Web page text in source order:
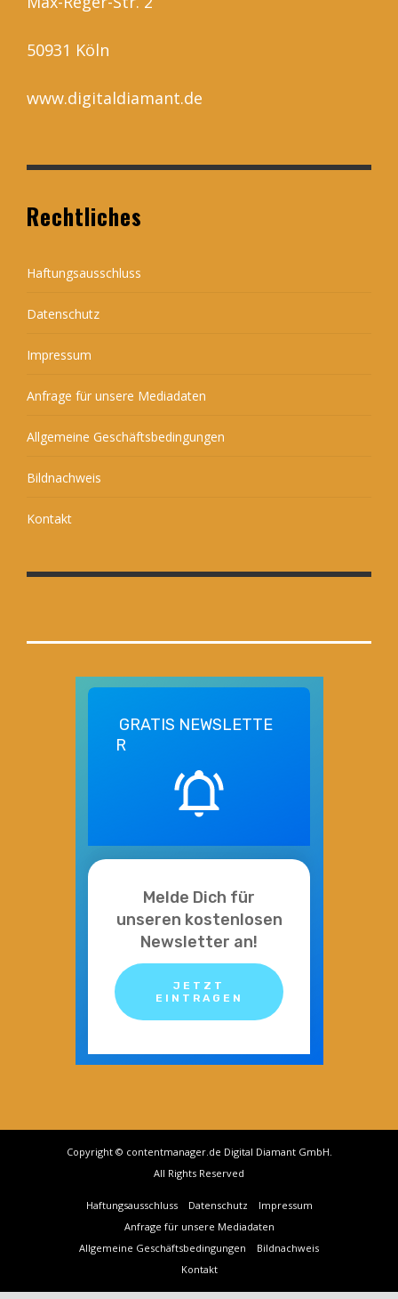
50931 Köln
www.digitaldiamant.de
Rechtliches
Haftungsausschluss
Datenschutz
Impressum
Anfrage für unsere Mediadaten
Allgemeine Geschäftsbedingungen
Bildnachweis
Kontakt
GRATIS NEWSLETTE
R
Melde Dich für
unseren kostenlosen
Newsletter an!
JETZT
EINTRAGEN
Copyright © contentmanager.de Digital Diamant GmbH.
All Rights Reserved
Haftungsausschluss Datenschutz
Impressum
Anfrage für unsere Mediadaten
Allgemeine Geschäftsbedingungen
Bildnachweis
Kontakt